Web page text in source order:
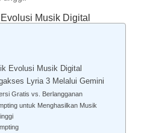
Musik Digital
Evolusi Musik Digital
Lyria 3 Melalui Gemini
Gratis vs. Berlangganan
untuk Menghasilkan Musik